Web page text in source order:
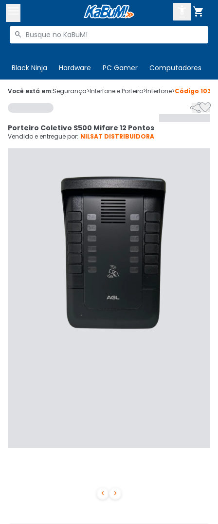

Buscar produtos

Black Ninja Hardware PC Gamer Computadores
 Olá. Acesse sua conta
 Departamentos
Cupons
Ativar tradutor em libras
CADASTRE-SE
Você está em:Segurança>Interfone e Porteiro>Interfone>Código
 

Porteiro Coletivo S500 Mifare 12 Pontos
Vendido e entregue por: NILSAT DISTRIBUIDORA